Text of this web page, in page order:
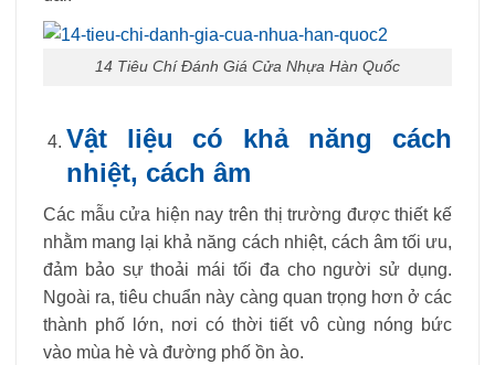
14 Tiêu Chí Đánh Giá Cửa Nhựa Hàn Quốc
Vật liệu có khả năng cách
nhiệt, cách âm
Các mẫu cửa hiện nay trên thị trường được thiết kế
nhằm mang lại khả năng cách nhiệt, cách âm tối ưu,
đảm bảo sự thoải mái tối đa cho người sử dụng.
Ngoài ra, tiêu chuẩn này càng quan trọng hơn ở các
thành phố lớn, nơi có thời tiết vô cùng nóng bức
vào mùa hè và đường phố ồn ào.